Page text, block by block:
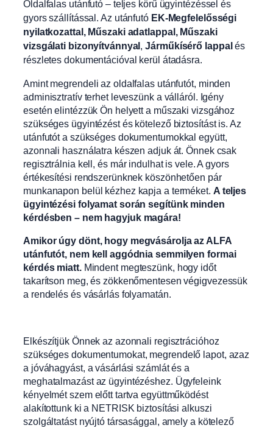
Oldalfalas utánfutó – teljes körű ügyintézéssel és
gyors szállítással. Az utánfutó EK-Megfelelősségi
nyilatkozattal, Műszaki adatlappal, Műszaki
vizsgálati bizonyítvánnyal ,Járműkísérő lappal és
részletes dokumentációval kerül átadásra.
Amint megrendeli az oldalfalas utánfutót, minden
adminisztratív terhet leveszünk a válláról. Igény
esetén elintézzük Ön helyett a műszaki vizsgához
szükséges ügyintézést és kötelező biztosítást is. Az
utánfutót a szükséges dokumentumokkal együtt,
azonnali használatra készen adjuk át. Önnek csak
regisztrálnia kell, és már indulhat is vele. A gyors
értékesítési rendszerünknek köszönhetően pár
munkanapon belül kézhez kapja a terméket. A teljes
ügyintézési folyamat során segítünk minden
kérdésben – nem hagyjuk magára!
Amikor úgy dönt, hogy megvásárolja az ALFA
utánfutót, nem kell aggódnia semmilyen formai
kérdés miatt. Mindent megteszünk, hogy időt
takarítson meg, és zökkenőmentesen végigvezessük
a rendelés és vásárlás folyamatán.
Elkészítjük Önnek az azonnali regisztrációhoz
szükséges dokumentumokat, megrendelő lapot, azaz
a jóváhagyást, a vásárlási számlát és a
meghatalmazást az ügyintézéshez. Ügyfeleink
kényelmét szem előtt tartva együttműködést
alakítottunk ki a NETRISK biztosítási alkuszi
szolgáltatást nyújtó társasággal, amely a kötelező